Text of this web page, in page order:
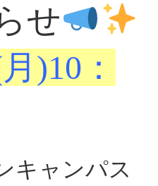
資料請求
せ
)10：
キャンパス